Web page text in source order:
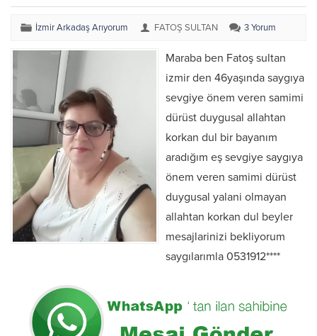
İzmir Arkadaş Arıyorum FATOŞ SULTAN 3 Yorum
Maraba ben Fatoş sultan
izmir den 46yaşında saygıya
sevgiye önem veren samimi
dürüst duygusal allahtan
korkan dul bir bayanım
aradığım eş sevgiye saygıya
önem veren samimi dürüst
duygusal yalani olmayan
allahtan korkan dul beyler
mesajlarinizi bekliyorum
saygılarımla 0531912****